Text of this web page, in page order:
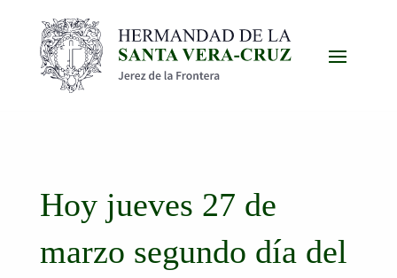
Hoy jueves 27 de
marzo segundo día del